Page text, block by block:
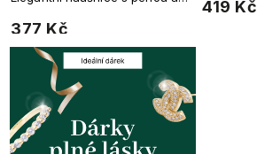
377 Kč
419 Kč
designu